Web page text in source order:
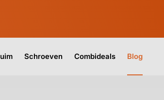
Schroeven Combideals Blog